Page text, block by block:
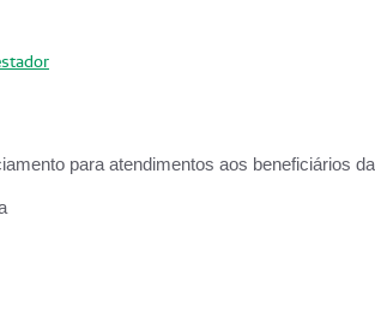
para atendimentos aos beneficiários da